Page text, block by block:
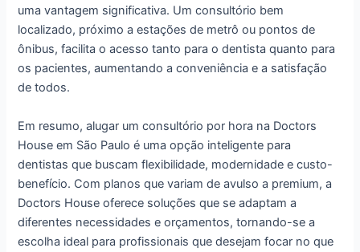
uma vantagem significativa. Um consultório bem
localizado, próximo a estações de metrô ou pontos de
ônibus, facilita o acesso tanto para o dentista quanto para
os pacientes, aumentando a conveniência e a satisfação
de todos.
Em resumo, alugar um consultório por hora na Doctors
House em São Paulo é uma opção inteligente para
dentistas que buscam flexibilidade, modernidade e custo-
benefício. Com planos que variam de avulso a premium, a
Doctors House oferece soluções que se adaptam a
diferentes necessidades e orçamentos, tornando-se a
escolha ideal para profissionais que desejam focar no que